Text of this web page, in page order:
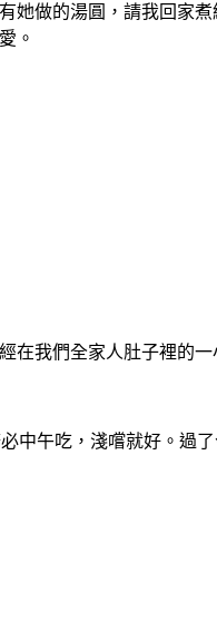
她做的湯圓，請我回家煮
。
在我們全家人肚子裡的一
中午吃，淺嚐就好。過